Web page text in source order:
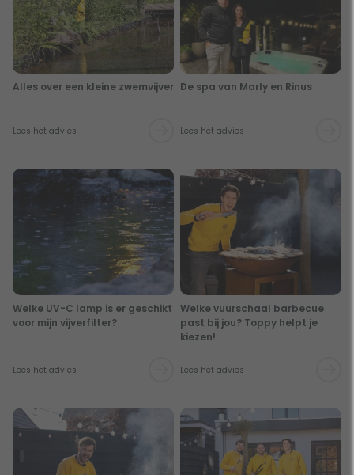
Alles over een kleine zwemvijver
Lees het advies
De spa van Marly en Rinus
Lees het advies
Welke UV-C lamp is er geschikt
voor mijn vijverfilter?
Lees het advies
Welke vuurschaal barbecue
past bij jou? Toppy helpt je
kiezen!
Lees het advies